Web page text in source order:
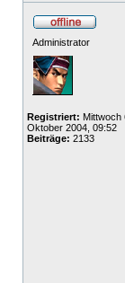
Administrator
Registriert: Mittwoch
Oktober 2004, 09:52
Beiträge: 2133